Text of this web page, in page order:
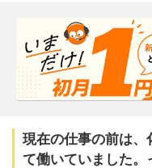
現在の仕事の前は、
て働いていました。